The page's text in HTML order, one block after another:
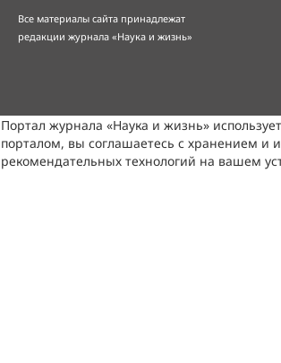
Все материалы сайта принадлежат
редакции журнала «Наука и жизнь»
Портал журнала «Наука и жизнь»
порталом, вы соглашаетесь с хранением и
рекомендательных технологий на вашем